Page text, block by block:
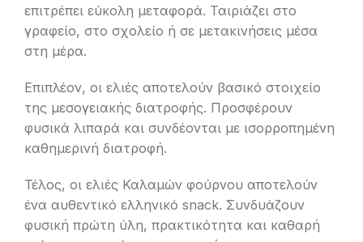
επιτρέπει εύκολη μεταφορά. Ταιριάζει στο
γραφείο, στο σχολείο ή σε μετακινήσεις μέσα
στη μέρα.
Επιπλέον, οι ελιές αποτελούν βασικό στοιχείο
της μεσογειακής διατροφής. Προσφέρουν
φυσικά λιπαρά και συνδέονται με ισορροπημένη
καθημερινή διατροφή.
Τέλος, οι ελιές Καλαμών φούρνου αποτελούν
ένα αυθεντικό ελληνικό snack. Συνδυάζουν
φυσική πρώτη ύλη, πρακτικότητα και καθαρή